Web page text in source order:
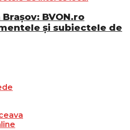
BVON.ro
și subiectele de